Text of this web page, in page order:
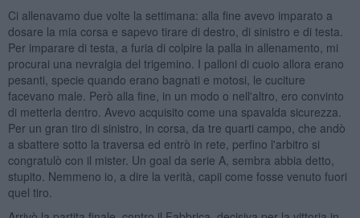
Ci allenavamo due volte la settimana: alla fine avevo imparato a
dosare la mia corsa e sapevo tirare di destro, di sinistro e di testa.
Per imparare di testa, a furia di colpire la palla in allenamento, mi
procurai una nevralgia del trigemino. I palloni di cuoio allora erano
pesanti, specie quando erano bagnati e motosi, le cuciture
facevano male. Però alla fine, in un modo o nell'altro, ero convinto
di metterla dentro. Avevo acquisito come una spavalda sicurezza.
Per un gran tiro di sinistro, in corsa, da tre quarti campo, che andò
a sbattere sotto la traversa ed entrò in rete, perfino l'arbitro si
congratulò con il mister. Un goal da serie A, sembra abbia detto,
stupito. Nemmeno io, a dire la verità, capii come fosse venuto fuori
quel tiro.